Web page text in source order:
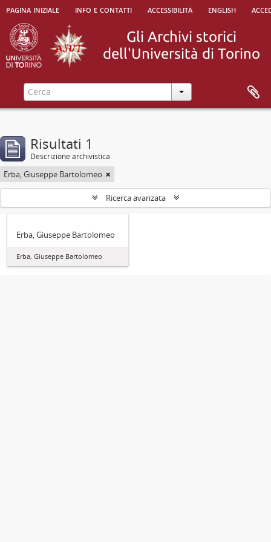
pagina iniziale info e contatti accessibilità english
Risultati 1
Descrizione archivistica
Erba, Giuseppe Bartolomeo
Ricerca avanzata
Erba, Giuseppe Bartolomeo
Erba, Giuseppe Bartolomeo